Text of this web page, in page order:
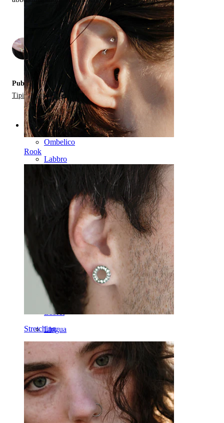
Rook
Stretching
di
Pubblicato in:
Tipi di Gioielli da Piercing
Categories
Ombelico
Labbro
Capezzolo
Industrial
Dermal
Orecchio
Fake piercing
Labret
Lingua
Naso
Tragus
Barbell
Rook
Daith